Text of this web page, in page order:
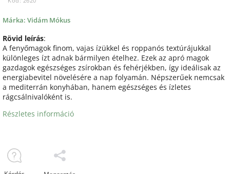
Márka: Vidám Mókus
Rövid leírás:
A fenyőmagok finom, vajas ízükkel és roppanós textúrájukkal
különleges ízt adnak bármilyen ételhez. Ezek az apró magok
gazdagok egészséges zsírokban és fehérjékben, így ideálisak az
energiabevitel növelésére a nap folyamán. Népszerűek nemcsak
a mediterrán konyhában, hanem egészséges és ízletes
rágcsálnivalóként is.
Részletes információ